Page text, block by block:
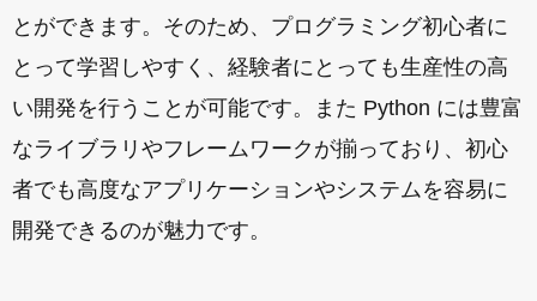
とができます。そのため、プログラミング初心者に
とって学習しやすく、経験者にとっても生産性の高
い開発を行うことが可能です。また Python には豊富
なライブラリやフレームワークが揃っており、初心
者でも高度なアプリケーションやシステムを容易に
開発できるのが魅力です。